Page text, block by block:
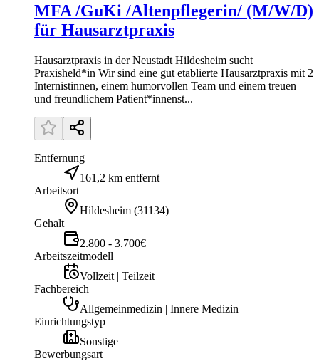
MFA /GuKi /Altenpflegerin/ (M/W/D)
für Hausarztpraxis
Hausarztpraxis in der Neustadt Hildesheim sucht
Praxisheld*in Wir sind eine gut etablierte Hausarztpraxis mit 2
Internistinnen, einem humorvollen Team und einem treuen
und freundlichem Patient*innenst...
Entfernung
161,2 km entfernt
Arbeitsort
Hildesheim (31134)
Gehalt
2.800 - 3.700€
Arbeitszeitmodell
Vollzeit | Teilzeit
Fachbereich
Allgemeinmedizin | Innere Medizin
Einrichtungstyp
Sonstige
Bewerbungsart